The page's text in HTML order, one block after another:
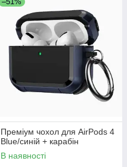
Преміум чохол для AirPods 4
Blue/синій + карабін
В наявності